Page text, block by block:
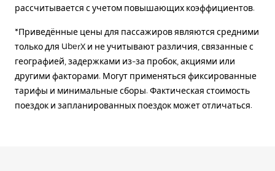
рассчитывается с учетом повышающих коэффициентов.
*Приведённые цены для пассажиров являются средними
только для UberX и не учитывают различия, связанные с
географией, задержками из-за пробок, акциями или
другими факторами. Могут применяться фиксированные
тарифы и минимальные сборы. Фактическая стоимость
поездок и запланированных поездок может отличаться.